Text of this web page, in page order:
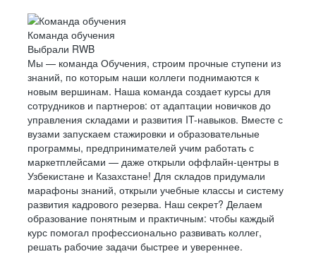
Команда обучения
Выбрали RWB
Мы — команда Обучения, строим прочные ступени из
знаний, по которым наши коллеги поднимаются к
новым вершинам. Наша команда создает курсы для
сотрудников и партнеров: от адаптации новичков до
управления складами и развития IT-навыков. Вместе с
вузами запускаем стажировки и образовательные
программы, предпринимателей учим работать с
маркетплейсами — даже открыли оффлайн-центры в
Узбекистане и Казахстане! Для складов придумали
марафоны знаний, открыли учебные классы и систему
развития кадрового резерва. Наш секрет? Делаем
образование понятным и практичным: чтобы каждый
курс помогал профессионально развивать коллег,
решать рабочие задачи быстрее и увереннее.